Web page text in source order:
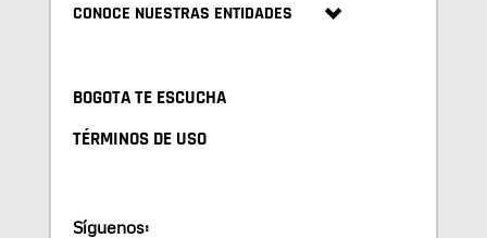
CONOCE NUESTRAS ENTIDADES
BOGOTA TE ESCUCHA
TÉRMINOS DE USO
Síguenos: